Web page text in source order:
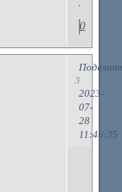
0
3
2023-
07-
28
11:46:35